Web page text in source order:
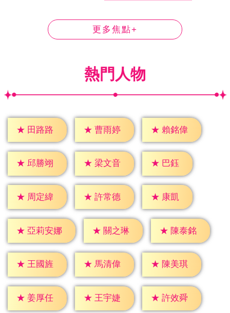
更多焦點+
熱門人物
★ 田路路 ★ 曹雨婷 ★ 賴銘偉
★ 邱勝翊 ★ 梁文音 ★ 巴鈺
★ 周定緯 ★ 許常德 ★ 康凱
★ 亞莉安娜 ★ 關之琳 ★ 陳泰銘
★ 王國旌 ★ 馬清偉 ★ 陳美琪
★ 姜厚任 ★ 王宇婕 ★ 許效舜